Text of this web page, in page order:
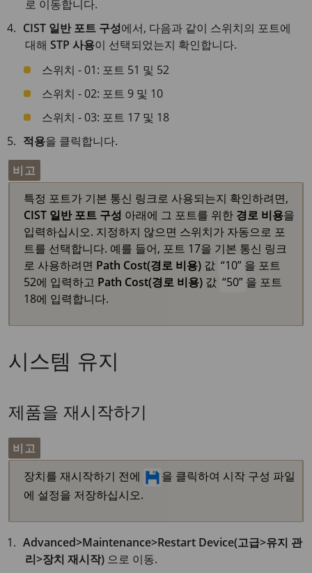
로 이동합니다.
CIST 일반 포트 구성에서, 다음과 같이 스위치의 포트에
대해 STP 사용이 선택되었는지 확인합니다.
스위치 - 01: 포트 51 및 52
스위치 - 02: 포트 9 및 10
스위치 - 03: 포트 17 및 18
적용을 클릭합니다.
비고
특정 포트가 기본 통신 링크로 사용되는지 확인하려면,
CIST 일반 포트 구성 아래에 그 포트를 위한 경로 비용을
입력하십시오. 지정하지 않으면 스위치가 자동으로 포
트를 선택합니다. 예를 들어, 포트 17을 기본 통신 링크
로 사용하려면 Path Cost(경로 비용) 값 10 을 포트
52에 입력하고 Path Cost(경로 비용) 값 50 을 포트
18에 입력합니다.
시스템 유지
제품을 재시작하기
비고
장치를 재시작하기 전에
을 클릭하여 시작 구성 파일
에 설정을 저장하십시오.
Advanced>Maintenance>Restart Device(고급>유지 관
리>장치 재시작) 으로 이동.